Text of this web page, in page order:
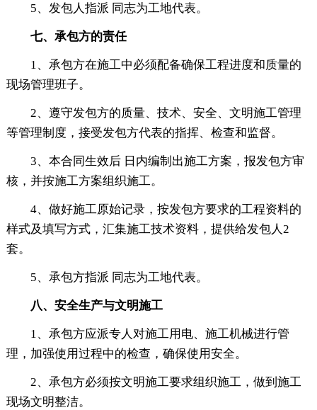
5、发包人指派 同志为工地代表。
七、承包方的责任
1、承包方在施工中必须配备确保工程进度和质量的
现场管理班子。
2、遵守发包方的质量、技术、安全、文明施工管理
等管理制度，接受发包方代表的指挥、检查和监督。
3、本合同生效后 日内编制出施工方案，报发包方审
核，并按施工方案组织施工。
4、做好施工原始记录，按发包方要求的工程资料的
样式及填写方式，汇集施工技术资料，提供给发包人2
套。
5、承包方指派 同志为工地代表。
八、安全生产与文明施工
1、承包方应派专人对施工用电、施工机械进行管
理，加强使用过程中的检查，确保使用安全。
2、承包方必须按文明施工要求组织施工，做到施工
现场文明整洁。